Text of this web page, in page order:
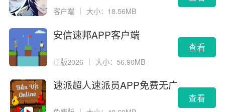
客户端 大小：18.56MB
安信速邦APP客户端
正版2026 ｜ 大小：56.90MB
查看
速派超人速派员APP免费无广
查看